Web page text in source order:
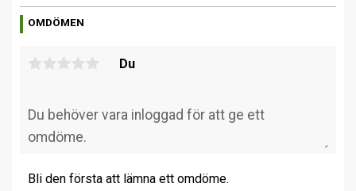
OMDÖMEN
Du
Bli den första att lämna ett omdöme.